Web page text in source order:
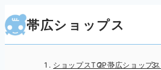
帯広ショップス
ショップスTOP帯広ショップス